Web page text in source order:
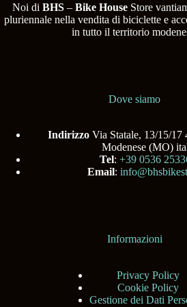
Noi di BHS– Bike HouseStore
pluriennale nella vendita di biciclette e
in tutto il territorio
Dove siamo
Indirizzo Via Statale, 13/15/17
Modenese (MO)
Tel:+39 0536
Email:
Informazioni
Privacy Policy
Cookie Policy
Gestione dei Dati